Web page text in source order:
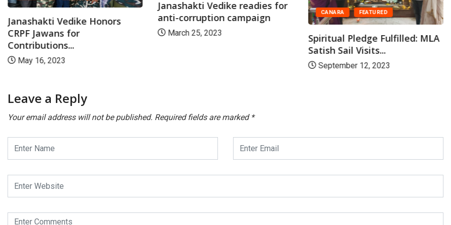
Janashakti Vedike Honors
CRPF Jawans for
Contributions...
May 16, 2023
Janashakti Vedike readies for
anti-corruption campaign
March 25, 2023
CANARA FEATURED
Spiritual Pledge Fulfilled: MLA
Satish Sail Visits...
September 12, 2023
Leave a Reply
Your email address will not be published. Required fields are marked *